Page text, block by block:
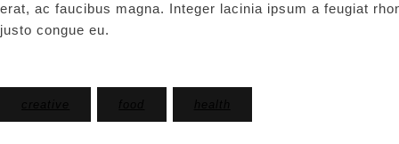
erat, ac faucibus magna. Integer lacinia ipsum a feugiat
justo congue eu.